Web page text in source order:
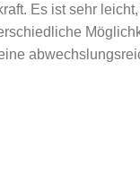
Es ist sehr